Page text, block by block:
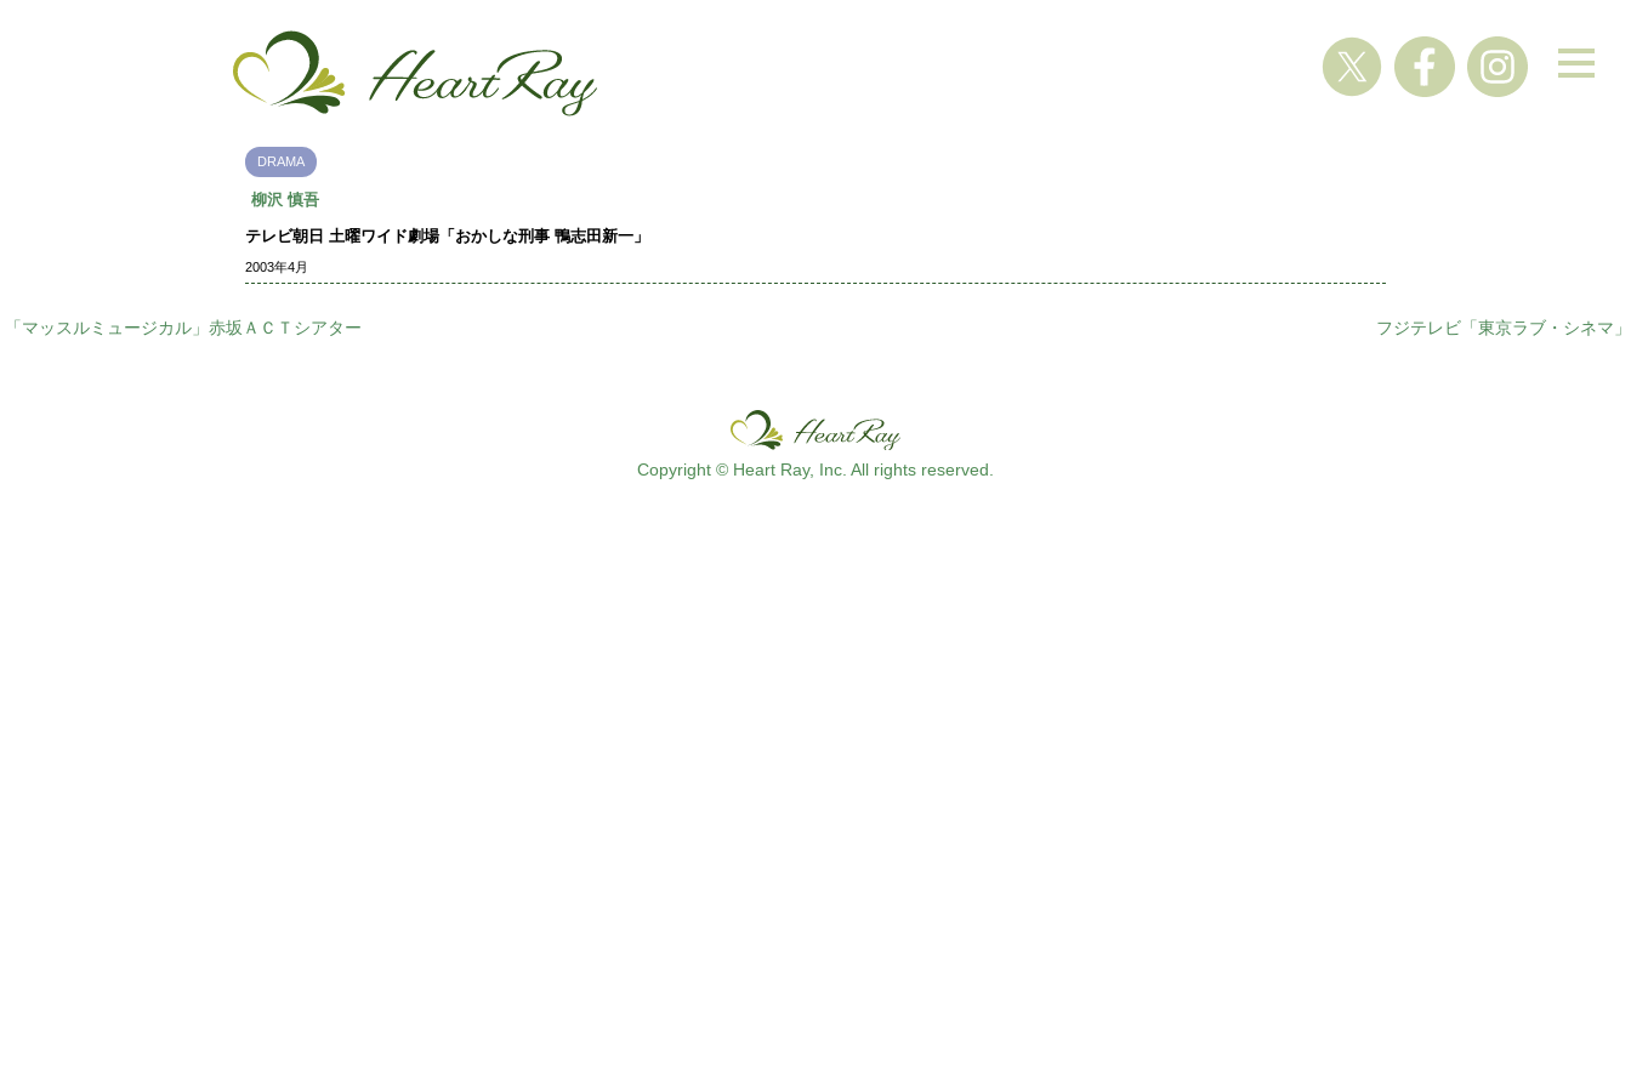
DRAMA
柳沢 慎吾
テレビ朝日 土曜ワイド劇場「おかしな刑事 鴨志田新一」
2003年4月
「マッスルミュージカル」赤坂ＡＣＴシアター フジテレビ「東京ラブ・シネマ」
Copyright © Heart Ray, Inc. All rights reserved.